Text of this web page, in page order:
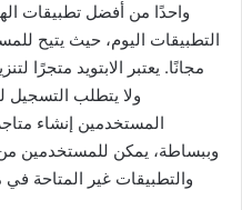
التطبيقات اليوم، حيث يتيح
مجانًا. يعتبر الابتويد متجرًا
ولا يتطلب التسجيل
المستخدمين إنشاء
وببساطة، يمكن للمستخدمين
والتطبيقات غير المتاحة